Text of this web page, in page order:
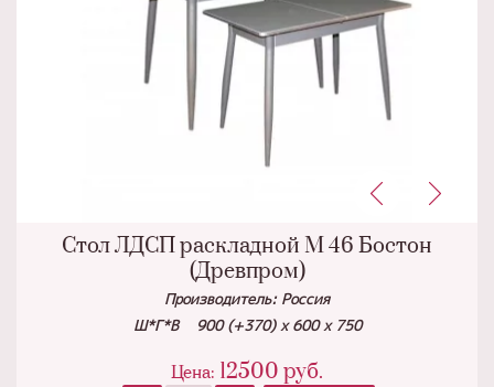
Стол ЛДСП раскладной М 46 Бостон
(Древпром)
Производитель: Россия
Ш*Г*В 900 (+370) х 600 х 750
Цена: 12500 руб.